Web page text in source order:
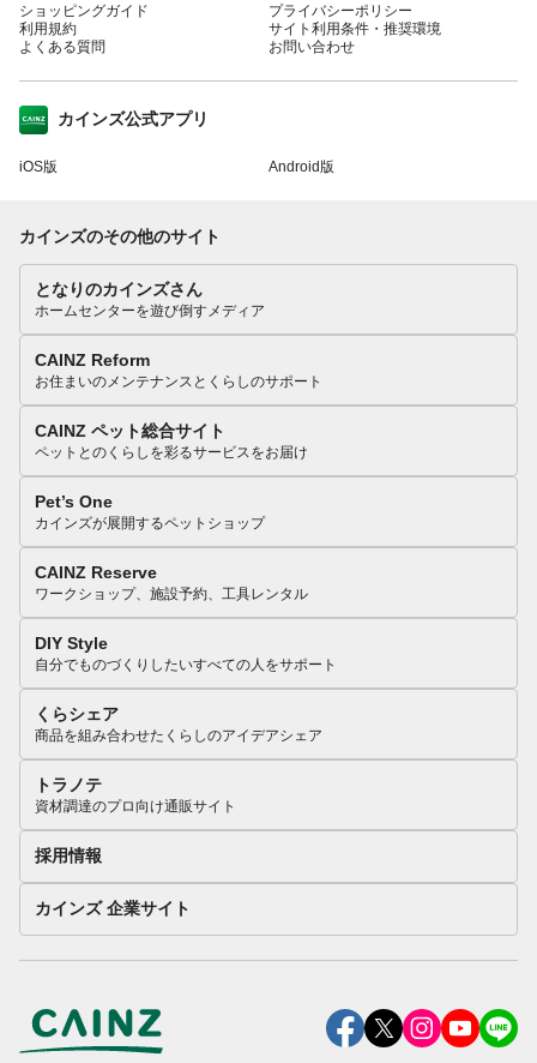
ショッピングガイド
利用規約
よくある質問
プライバシーポリシー
サイト利用条件・推奨環境
お問い合わせ
カインズ公式アプリ
iOS版 Android版
カインズのその他のサイト
となりのカインズさん
ホームセンターを遊び倒すメディア
CAINZ Reform
お住まいのメンテナンスとくらしのサポート
CAINZ ペット総合サイト
ペットとのくらしを彩るサービスをお届け
Pet’s One
カインズが展開するペットショップ
CAINZ Reserve
ワークショップ、施設予約、工具レンタル
DIY Style
自分でものづくりしたいすべての人をサポート
くらシェア
商品を組み合わせたくらしのアイデアシェア
トラノテ
資材調達のプロ向け通販サイト
採用情報
カインズ 企業サイト